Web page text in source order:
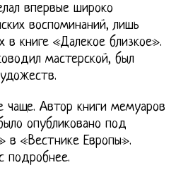
впервые широко
воспоминаний, лишь
в книге «Далекое близкое».
мастерской, был
чаще. Автор книги мемуаров
опубликовано под
в «Вестнике Европы».
подробнее.